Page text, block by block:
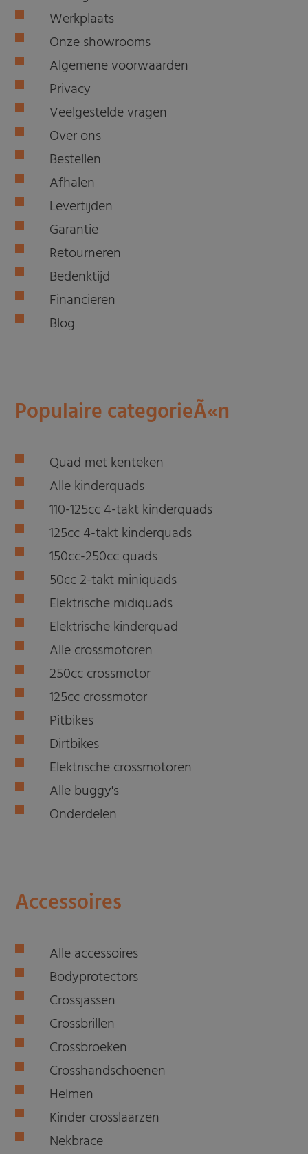
Werkplaats
Onze showrooms
Algemene voorwaarden
Privacy
Veelgestelde vragen
Over ons
Bestellen
Afhalen
Levertijden
Garantie
Retourneren
Bedenktijd
Financieren
Blog
Populaire categorieÃ«n
Quad met kenteken
Alle kinderquads
110-125cc 4-takt kinderquads
125cc 4-takt kinderquads
150cc-250cc quads
50cc 2-takt miniquads
Elektrische midiquads
Elektrische kinderquad
Alle crossmotoren
250cc crossmotor
125cc crossmotor
Pitbikes
Dirtbikes
Elektrische crossmotoren
Alle buggy's
Onderdelen
Accessoires
Alle accessoires
Bodyprotectors
Crossjassen
Crossbrillen
Crossbroeken
Crosshandschoenen
Helmen
Kinder crosslaarzen
Nekbrace